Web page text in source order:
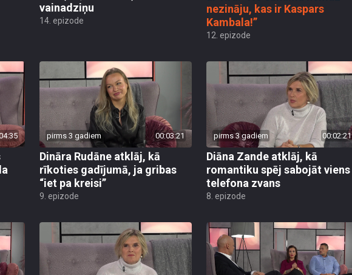
vainadziņu
14. epizode
nezināju, kas ir Kaspars
Kambala!”
12. epizode
pirms 3 gadiem 00:03:21
Dināra Rudāne atklāj, kā
rīkoties gadījumā, ja gribas
“iet pa kreisi”
9. epizode
pirms 3 gadiem 00:02:21
Diāna Zande atklāj, kā
romantiku spēj sabojāt viens
telefona zvans
8. epizode